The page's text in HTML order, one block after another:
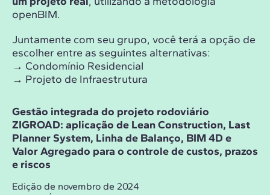
openBIM.
Juntamente com seu grupo, você terá a opção de
escolher entre as seguintes alternativas:
→ Condomínio Residencial
→ Projeto de Infraestrutura
Gestão integrada do projeto rodoviário
ZIGROAD: aplicação de Lean Construction, Last
Planner System, Linha de Balanço, BIM 4D e
Valor Agregado para o controle de custos, prazos
e riscos
Edição de novembro de 2024